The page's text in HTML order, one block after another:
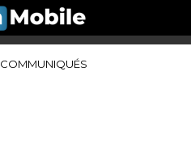
COMMUNIQUÉS